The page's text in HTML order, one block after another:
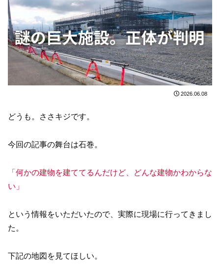
2026.06.08
どうも。ささキジです。
今回の記事の舞台は石巻。
「何かの建物を建ててるんだけど、どんな建物かわからな
い」
という情報をいただいたので、実際に現場に行ってきまし
た。
下記の地図を見てほしい。